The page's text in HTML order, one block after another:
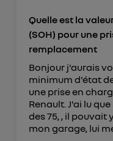
Quelle est la
(SOH) pour une
remplacement
Bonjour j'aurais
minimum d'état
une prise en
Renault. J'ai lu
des 75, , il pouvait
mon garage, lui